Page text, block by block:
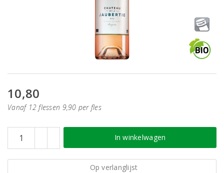
10,80
Vanaf 12 flessen 9,90 per fles
In winkelwagen
Op verlanglijst